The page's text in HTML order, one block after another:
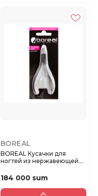
BOREAL
BOREAL Кусачки для
ногтей из нержавеющей
184 000 sum